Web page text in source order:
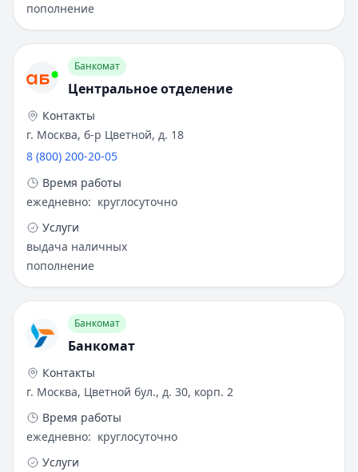
пополнение
Банкомат
Центральное отделение
Контакты
г. Москва, б-р Цветной, д. 18
8 (800) 200-20-05
Время работы
ежедневно: круглосуточно
Услуги
выдача наличных
пополнение
Банкомат
Банкомат
Контакты
г. Москва, Цветной бул., д. 30, корп. 2
Время работы
ежедневно: круглосуточно
Услуги